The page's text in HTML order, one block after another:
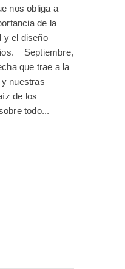
nos obliga a
de la
y el diseño
Septiembre,
que trae a la
nuestras
de los
todo...